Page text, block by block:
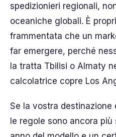
spedizionieri regionali,
oceaniche globali. È
frammentata che un
far emergere, perché
la tratta Tbilisi o Almaty
calcolatrice copre Los
Se la vostra destinazione
le regole sono ancora